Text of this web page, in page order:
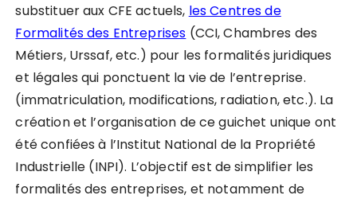
substituer aux CFE actuels, les Centres de
Formalités des Entreprises (CCI, Chambres des
Métiers, Urssaf, etc.) pour les formalités juridiques
et légales qui ponctuent la vie de l’entreprise.
(immatriculation, modifications, radiation, etc.). La
création et l’organisation de ce guichet unique ont
été confiées à l’Institut National de la Propriété
Industrielle (INPI). L’objectif est de simplifier les
formalités des entreprises, et notamment de